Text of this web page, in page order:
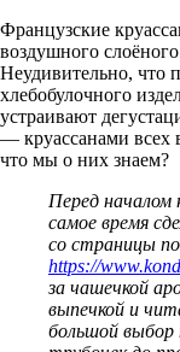
Французские
воздушного
Неудивительно, что
хлебобулочного
устраивают
— круассанами всех
что мы о них знаем?
Перед началом
самое время
со страницы
https://
за чашечкой
выпечкой и
большой выбор